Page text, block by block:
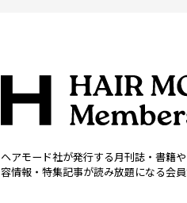
ヘアモード社が発行する月刊誌・書籍
容情報・特集記事が読み放題になる会員